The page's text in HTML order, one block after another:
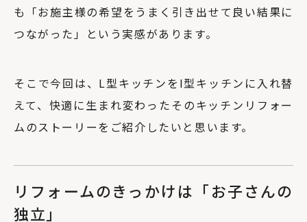
も「お施主様の希望をうまく引き出せて良い結果に
つながった」という実感があります。
そこで今回は、L型キッチンをI型キッチンに入れ替
えて、快適に生まれ変わったそのキッチンリフォー
ムのストーリーをご紹介したいと思います。
リフォームのきっかけは「お子さんの
独立」